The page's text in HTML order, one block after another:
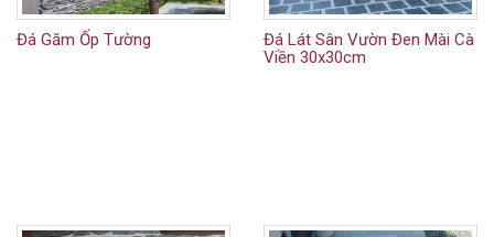
Đá Găm Ốp Tường
Đá Lát Sân Vườn Đen Mài Cà
Viền 30x30cm